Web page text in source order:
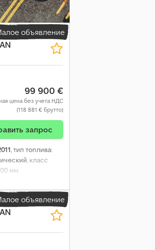
объявление
99 900 €
цена без учета НДС
(118 881 € брутто)
запрос
, тип топлива:
, класс
мм
объявление